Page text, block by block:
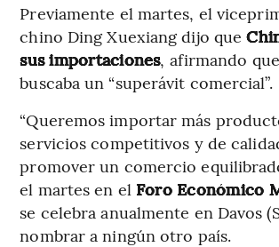
Previamente el martes, el
chino Ding Xuexiang dijo que
sus importaciones, afirmando
buscaba un “superávit comercial”.
“Queremos importar más
servicios competitivos y de
promover un comercio
el martes en el Foro Económico
se celebra anualmente en Davos
nombrar a ningún otro país.